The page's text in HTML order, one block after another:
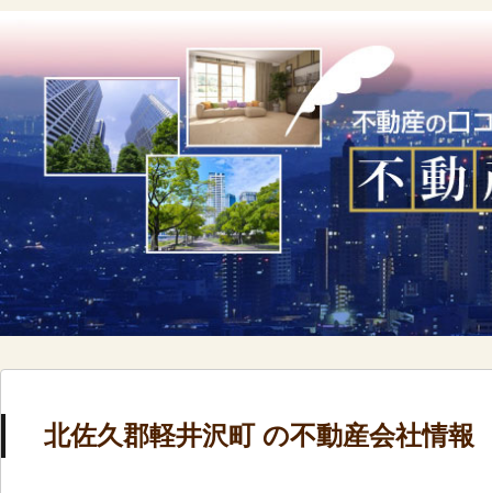
北佐久郡軽井沢町 の不動産会社情報